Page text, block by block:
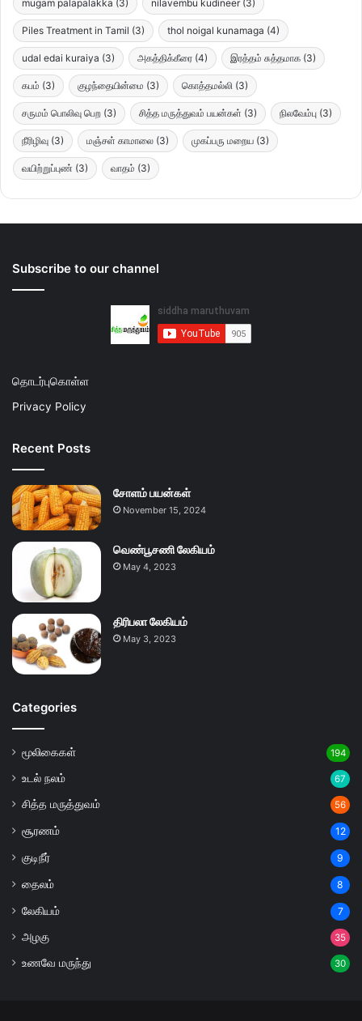
mugam palapalakka (3) nilavembu kudineer (3)
Piles Treatment in Tamil (3) thol noigal kunamaga (4)
udal edai kuraiya (3) அகத்திக்கீரை (4) இரத்தம் சுத்தமாக (3)
கபம் (3) குழந்தையின்மை (3) கொத்தமல்லி (3)
சருமம் பொலிவு பெற (3) சித்த மருத்துவம் பயன்கள் (3) நிலவேம்பு (3)
நீரிழிவு (3) மஞ்சள் காமாலை (3) முகப்பரு மறைய (3)
வயிற்றுப்புண் (3) வாதம் (3)
Subscribe to our channel
தொடர்புகொள்ள
Privacy Policy
Recent Posts
சோளம் பயன்கள்
November 15, 2024
வெண்பூசணி லேகியம்
May 4, 2023
திரிபலா லேகியம்
May 3, 2023
Categories
மூலிகைகள் 194
உடல் நலம் 67
சித்த மருத்துவம் 56
சூரணம் 12
குடிநீர் 9
தைலம் 8
லேகியம் 7
அழகு 35
உணவே மருந்து 30